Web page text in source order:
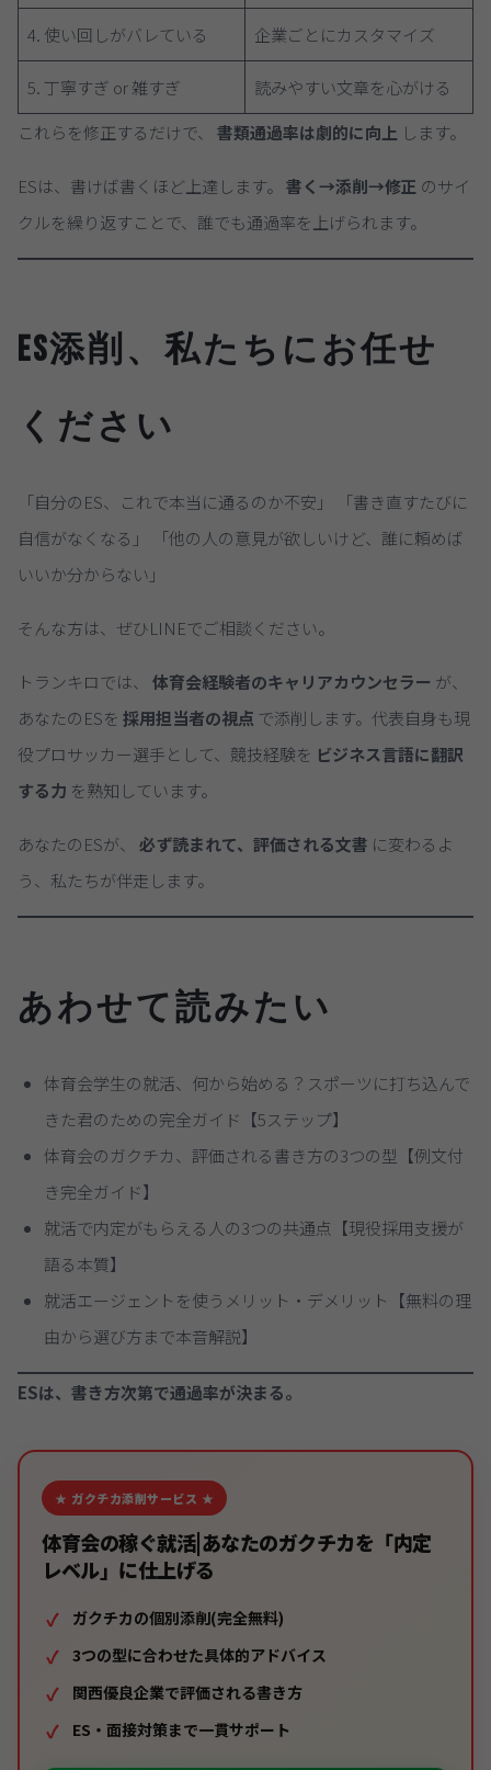
4. 使い回しがバレている 企業ごとにカスタマイズ
5. 丁寧すぎ or 雑すぎ
読みやすい文章を心がける
これらを修正するだけで、 書類通過率は劇的に向上 します。
ESは、書けば書くほど上達します。 書く→添削→修正 のサイ
クルを繰り返すことで、誰でも通過率を上げられます。
ES添削、私たちにお任せ
ください
「自分のES、これで本当に通るのか不安」 「書き直すたびに
自信がなくなる」 「他の人の意見が欲しいけど、誰に頼めば
いいか分からない」
そんな方は、ぜひLINEでご相談ください。
トランキロでは、 体育会経験者のキャリアカウンセラー が、
あなたのESを 採用担当者の視点 で添削します。代表自身も現
役プロサッカー選手として、競技経験を ビジネス言語に翻訳
する力 を熟知しています。
あなたのESが、 必ず読まれて、評価される文書 に変わるよ
う、私たちが伴走します。
あわせて読みたい
体育会学生の就活、何から始める？スポーツに打ち込んで
きた君のための完全ガイド【5ステップ】
体育会のガクチカ、評価される書き方の3つの型【例文付
き完全ガイド】
就活で内定がもらえる人の3つの共通点【現役採用支援が
語る本質】
就活エージェントを使うメリット・デメリット【無料の理
由から選び方まで本音解説】
ESは、書き方次第で通過率が決まる。
★ ガクチカ添削サービス ★
体育会の稼ぐ就活|あなたのガクチカを「内定
レベル」に仕上げる
ガクチカの個別添削(完全無料)
3つの型に合わせた具体的アドバイス
関西優良企業で評価される書き方
ES・面接対策まで一貫サポート